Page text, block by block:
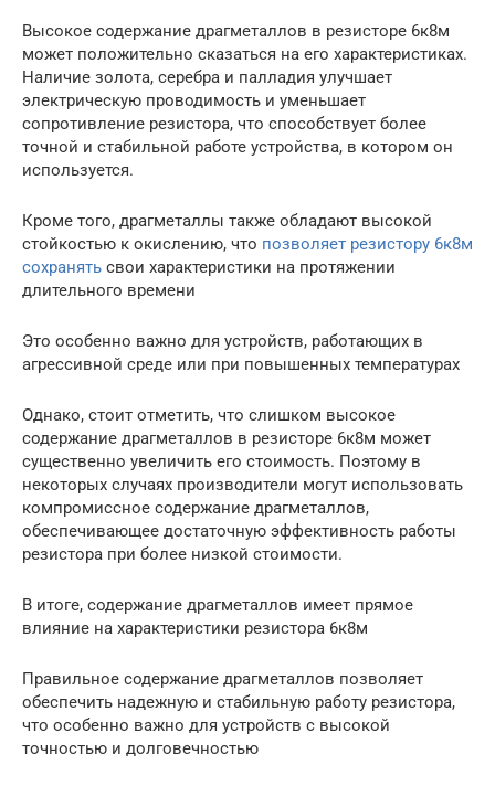
Высокое содержание драгметаллов в резисторе 6к8м
может положительно сказаться на его характеристиках.
Наличие золота, серебра и палладия улучшает
электрическую проводимость и уменьшает
сопротивление резистора, что способствует более
точной и стабильной работе устройства, в котором он
используется.
Кроме того, драгметаллы также обладают высокой
стойкостью к окислению, что позволяет резистору 6к8м
сохранять свои характеристики на протяжении
длительного времени
Это особенно важно для устройств, работающих в
агрессивной среде или при повышенных температурах
Однако, стоит отметить, что слишком высокое
содержание драгметаллов в резисторе 6к8м может
существенно увеличить его стоимость. Поэтому в
некоторых случаях производители могут использовать
компромиссное содержание драгметаллов,
обеспечивающее достаточную эффективность работы
резистора при более низкой стоимости.
В итоге, содержание драгметаллов имеет прямое
влияние на характеристики резистора 6к8м
Правильное содержание драгметаллов позволяет
обеспечить надежную и стабильную работу резистора,
что особенно важно для устройств с высокой
точностью и долговечностью